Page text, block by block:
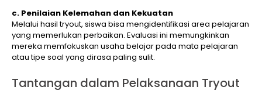
c. Penilaian Kelemahan dan Kekuatan
Melalui hasil tryout, siswa bisa mengidentifikasi area pelajaran
yang memerlukan perbaikan. Evaluasi ini memungkinkan
mereka memfokuskan usaha belajar pada mata pelajaran
atau tipe soal yang dirasa paling sulit.
Tantangan dalam Pelaksanaan Tryout